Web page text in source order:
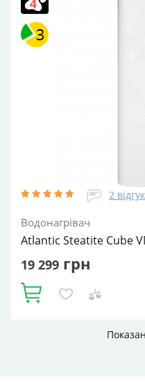
2
Водонагрівач
Atlantic Steatite Cube
19 299 грн
Купити